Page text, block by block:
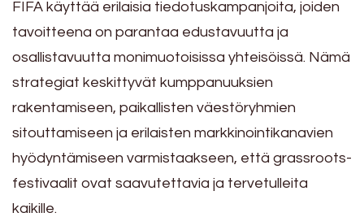
FIFA käyttää erilaisia tiedotuskampanjoita, joiden
tavoitteena on parantaa edustavuutta ja
osallistavuutta monimuotoisissa yhteisöissä. Nämä
strategiat keskittyvät kumppanuuksien
rakentamiseen, paikallisten väestöryhmien
sitouttamiseen ja erilaisten markkinointikanavien
hyödyntämiseen varmistaakseen, että grassroots-
festivaalit ovat saavutettavia ja tervetulleita
kaikille.